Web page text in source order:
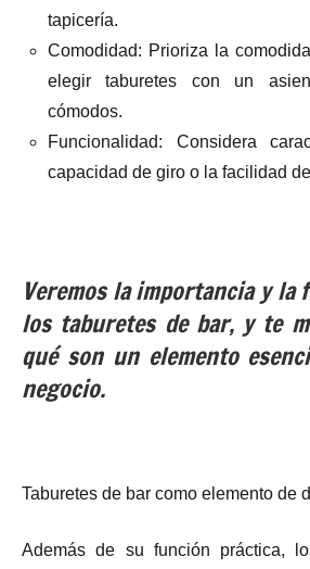
tapicería.
Comodidad: Prioriza la
elegir taburetes con un
cómodos.
Funcionalidad: Considera
capacidad de giro o la facilidad
Veremos la importancia y la
los taburetes de bar, y te
qué son un elemento
negocio.
Taburetes de bar como elemento de
Además de su función práctica,